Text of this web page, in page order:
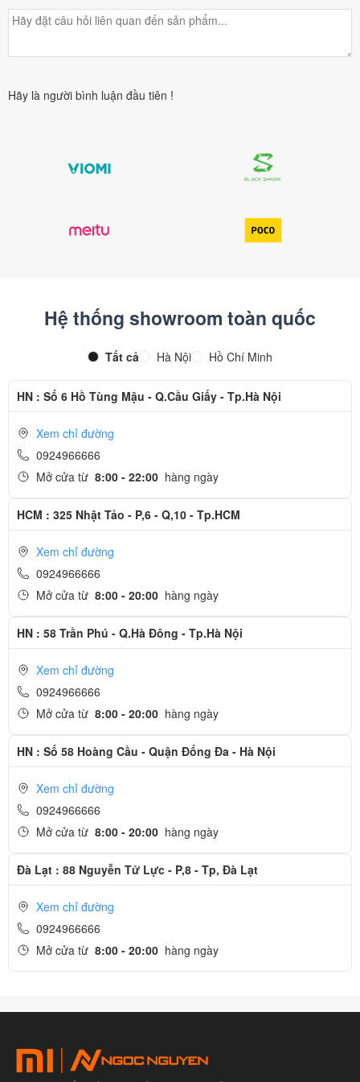
như máy chơi game, đầu DVD, loa ngoài hay ổ cứng ngoài,
mang đến nhiều tùy chọn giải trí không giới hạn.
Hãy là người bình luận đầu tiên !
Hệ thống showroom toàn quốc
Tất cả Hà Nội Hồ Chí Minh
HN : Số 6 Hồ Tùng Mậu - Q.Cầu Giấy - Tp.Hà Nội
Xem chỉ đường
0924966666
Mở cửa từ 8:00 - 22:00 hàng ngày
HCM : 325 Nhật Tảo - P,6 - Q,10 - Tp.HCM
Xem chỉ đường
0924966666
Mở cửa từ 8:00 - 20:00 hàng ngày
HN : 58 Trần Phú - Q.Hà Đông - Tp.Hà Nội
Xem chỉ đường
0924966666
Mở cửa từ 8:00 - 20:00 hàng ngày
HN : Số 58 Hoàng Cầu - Quận Đống Đa - Hà Nội
Xem chỉ đường
0924966666
Mở cửa từ 8:00 - 20:00 hàng ngày
Đà Lạt : 88 Nguyễn Tử Lực - P,8 - Tp, Đà Lạt
Xem chỉ đường
0924966666
Mở cửa từ 8:00 - 20:00 hàng ngày